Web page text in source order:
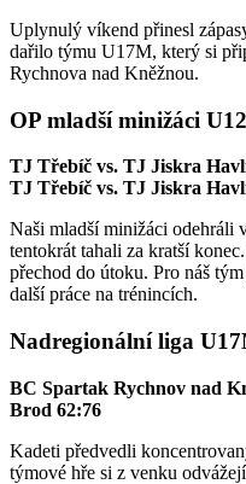
Uplynulý víkend přinesl
dařilo týmu U17M, který si
Rychnova nad Kněžnou.
OP mladší minižáci U12
TJ Třebíč vs. TJ Jiskra
TJ Třebíč vs. TJ Jiskra
Naši mladší minižáci odehráli
tentokrát tahali za kratší
přechod do útoku. Pro náš
další práce na trénincích.
Nadregionální liga
BC Spartak Rychnov nad
Brod 62:76
Kadeti předvedli
týmové hře si z venku